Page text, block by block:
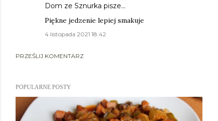
Dom ze Sznurka pisze…
Piękne jedzenie lepiej smakuje
4 listopada 2021 18:42
PRZEŚLIJ KOMENTARZ
POPULARNE POSTY